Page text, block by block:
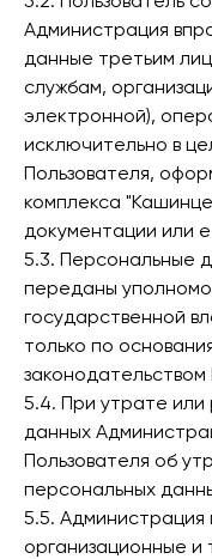
Администрация
данные третьим
службам,
электронной),
исключительно в
Пользователя,
комплекса
документации или
5.3. Персональные
переданы
государственной
только по
5.4. При утрате или
данных
Пользователя об
персональных
5.5.
организационные